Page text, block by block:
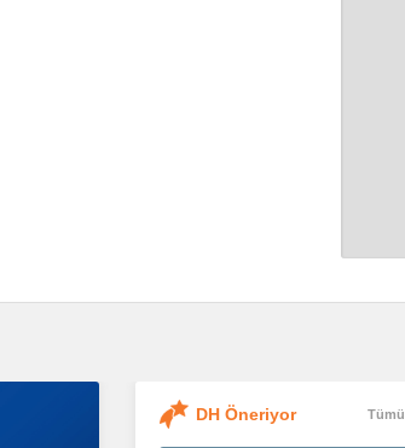
DH Öneriyor Tümü